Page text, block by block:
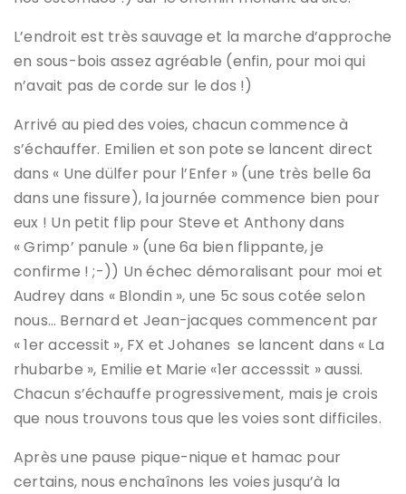
L’endroit est très sauvage et la marche d’approche
en sous-bois assez agréable (enfin, pour moi qui
n’avait pas de corde sur le dos !)
Arrivé au pied des voies, chacun commence à
s’échauffer. Emilien et son pote se lancent direct
dans « Une dülfer pour l’Enfer » (une très belle 6a
dans une fissure), la journée commence bien pour
eux ! Un petit flip pour Steve et Anthony dans
« Grimp’ panule » (une 6a bien flippante, je
confirme ! ;-)) Un échec démoralisant pour moi et
Audrey dans « Blondin », une 5c sous cotée selon
nous… Bernard et Jean-jacques commencent par
« 1er accessit », FX et Johanes se lancent dans « La
rhubarbe », Emilie et Marie «1er accesssit » aussi.
Chacun s’échauffe progressivement, mais je crois
que nous trouvons tous que les voies sont difficiles.
Après une pause pique-nique et hamac pour
certains, nous enchaînons les voies jusqu’à la